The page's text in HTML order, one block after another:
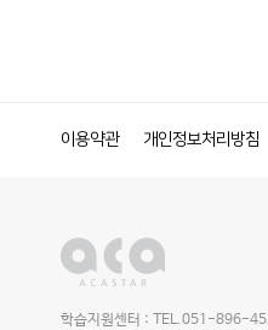
이용약관 개인정보처리방침
학습지원센터 : TEL.051-